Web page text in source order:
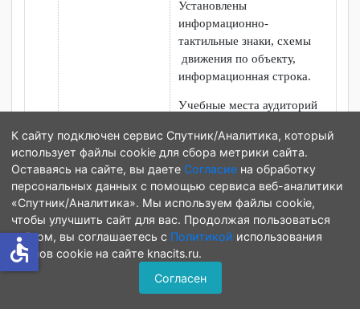
Организация
психологической помощи:
а) консультация лиц с ОВЗ
и инвалидностью с
психологическими
проблемами;
бесед по алкогольной и
наркотической
зависимости, профилактике
суицидального поведения
6.
Обеспечение
доступа в здания
осуществляющих
Учебные корпуса
оснащены пандусом и
специальными поручнями.